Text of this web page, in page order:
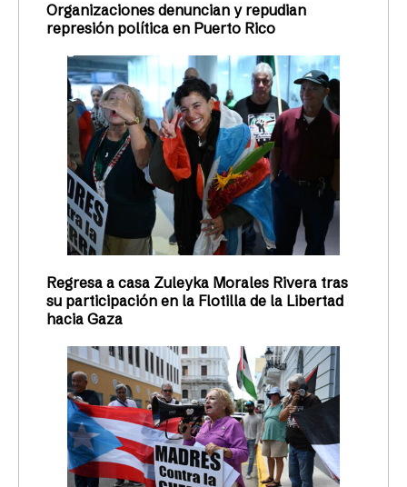
La lucha contra el desplazamiento
es abolicionista, coinciden
feministas
Cuando el Estado y el sector corporativo impulsan
políticas que promueven el desplazamiento, el
deterioro de las ciudades, y la destrucción o
privatización de las costas, el efecto del castigo
también se extiende e impacta a ciertas
comunidades sobre otras.
Laura M. Quintero 05/09/2023